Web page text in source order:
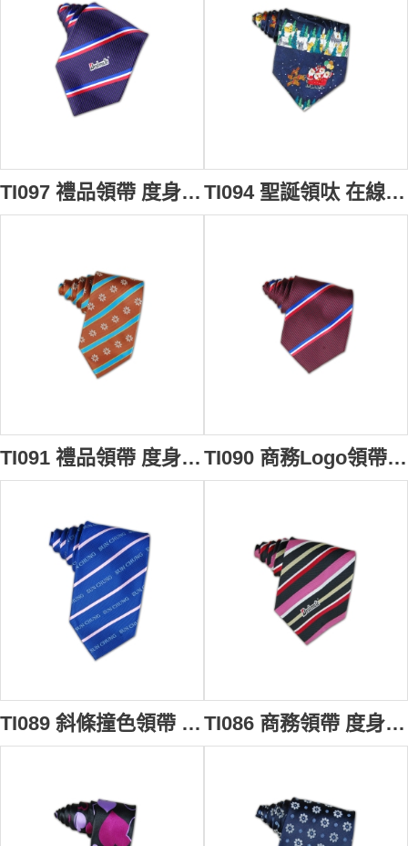
TI097 禮品領帶 度身訂製 斜紋領帶 廣告領帶 領帶生產商 TI094 聖誕領呔 在線訂購 禮品領呔款式 領呔搭配 節日領呔公司
TI091 禮品領帶 度身訂做 斜條皺菊領帶 印花領帶設計 領帶專門店 TI090 商務Logo領帶 在線訂購 間紋撞色領帶 送禮領帶款式 領帶專門店
TI089 斜條撞色領帶 來版訂製 字母提花領帶 領帶供應商 TI086 商務領帶 度身訂做 彩條撞色領帶 領帶設計 領帶公司